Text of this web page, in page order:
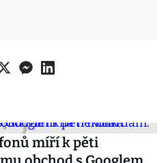
míří k pěti